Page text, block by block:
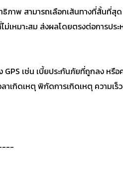
ธิภาพ สามารถเลือกเส้นทางที่สั้น
หมาะสม ส่งผลโดยตรงต่อการประ
เช่น เบี้ยประกันภัยที่ถูกลง หรือ
ลาเกิดเหตุ พิกัดการเกิดเหตุ คว